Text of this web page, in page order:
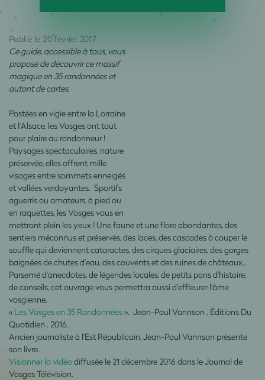
Publié le 20 février 2017
Ce guide, accessible à tous, vous
propose de découvrir ce massif
magique en 35 randonnées et
autant de cartes.
Postées en vigie entre la Lorraine
et l'Alsace, les Vosges ont tout
pour plaire au randonneur !
Paysages spectaculaires, nature
préservée, elles offrent mille
visages entre sommets enneigés
et vallées verdoyantes. Sportifs
aguerris ou amateurs, à pied ou
en raquettes, les Vosges vous en
mettront plein les yeux ! Une faune et une flore abondantes, des
sentiers méconnus et préservés, des laces, des cascades à couper le
souffle qui deviennent cataractes, des cirques glaciaires, des gorges
baignées de chutes d'eau, des couvents et des ruines de châteaux...
Parsemé d'anecdotes, de légendes locales, de petits pans d'histoire,
de conseils, cet ouvrage vous permettra aussi d'effleurer l'âme
vosgienne.
« Les Vosges en 35 Randonnées». Jean-Paul Vannson . Éditions Du
Quotidien . 2016.
Ancien journaliste à l'Est Républicain, Jean-Paul Vannson présente
son livre.
Visionner la vidéodiffusée le 21 décembre 2016 dans le Journal de
Vosges Télévision.